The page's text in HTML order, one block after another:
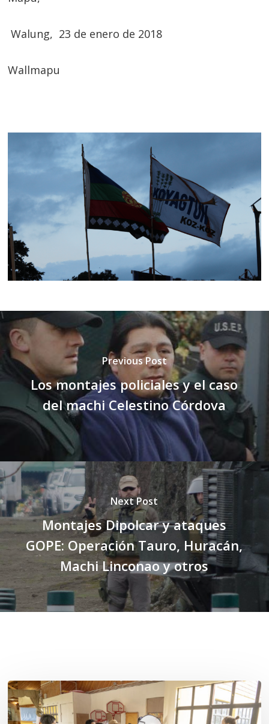
Walung, 23 de enero de 2018
Wallmapu
Previous Post
Los montajes policiales y el caso
del machi Celestino Córdova
Next Post
Montajes Dipolcar y ataques
GOPE: Operación Tauro, Huracán,
Machi Linconao y otros
Toda
el